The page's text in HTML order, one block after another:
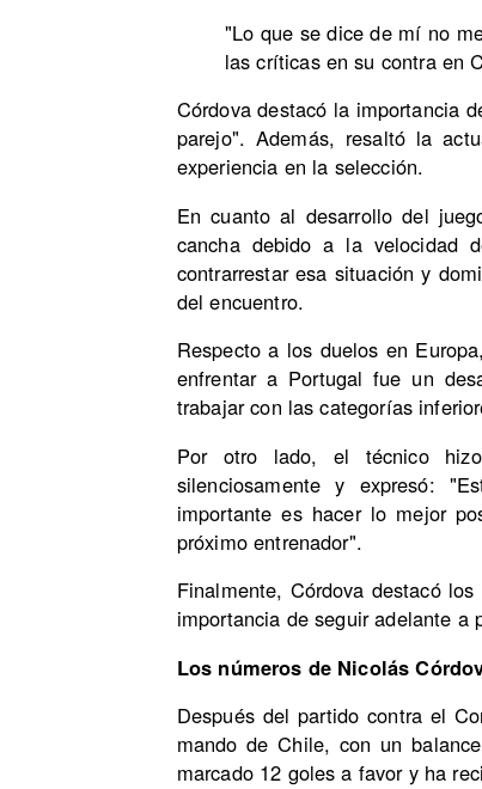
"Lo que se dice de mí no
las críticas en su contra en
Córdova destacó la importancia
parejo". Además, resaltó la
experiencia en la selección.
En cuanto al desarrollo del
cancha debido a la velocidad
contrarrestar esa situación y
del encuentro.
Respecto a los duelos en
enfrentar a Portugal fue un
trabajar con las categorías
Por otro lado, el técnico
silenciosamente y expresó:
importante es hacer lo mejor
próximo entrenador".
Finalmente, Córdova destacó
importancia de seguir adelante a
Los números de Nicolás
Después del partido contra el
mando de Chile, con un
marcado 12 goles a favor y ha